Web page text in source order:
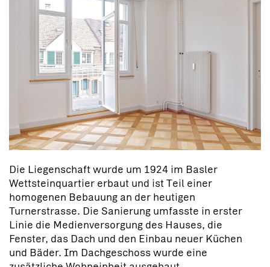
Die Liegenschaft wurde um 1924 im Basler
Wettsteinquartier erbaut und ist Teil einer
homogenen Bebauung an der heutigen
Turnerstrasse. Die Sanierung umfasste in erster
Linie die Medienversorgung des Hauses, die
Fenster, das Dach und den Einbau neuer Küchen
und Bäder. Im Dachgeschoss wurde eine